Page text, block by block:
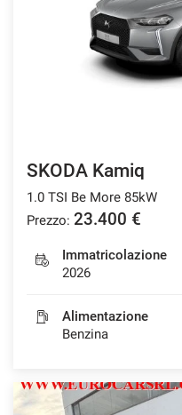
SKODA Kamiq
1.0 TSI Be More 85kW
Prezzo: 23.400 €
Immatricolazione
2026
Alimentazione
Benzina